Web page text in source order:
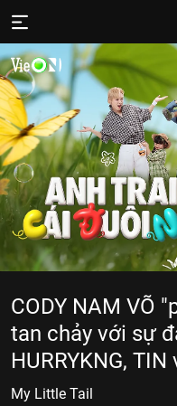
CODY NAM VÕ
tan chảy với sự
HURRYKNG, TIN
My Little Tail